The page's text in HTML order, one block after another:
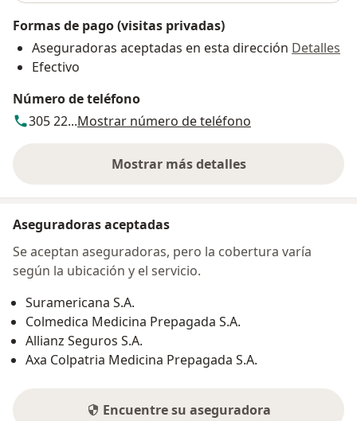
Formas de pago (visitas privadas)
Aseguradoras aceptadas en esta dirección Detalles
Efectivo
Número de teléfono
305 22...Mostrar número de teléfono
Mostrar más detalles
sobre la dirección
Aseguradoras aceptadas
Se aceptan aseguradoras, pero la cobertura varía
según la ubicación y el servicio.
Suramericana S.A.
Colmedica Medicina Prepagada S.A.
Allianz Seguros S.A.
Axa Colpatria Medicina Prepagada S.A.
Encuentre su aseguradora